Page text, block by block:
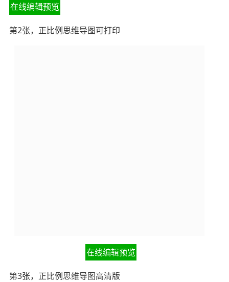
在线编辑预览
第2张，正比例思维导图可打印
在线编辑预览
第3张，正比例思维导图高清版